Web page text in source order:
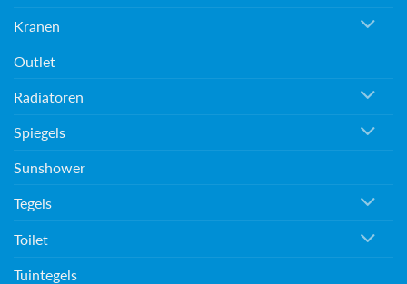
Kranen
Outlet
Radiatoren
Spiegels
Sunshower
Tegels
Toilet
Tuintegels